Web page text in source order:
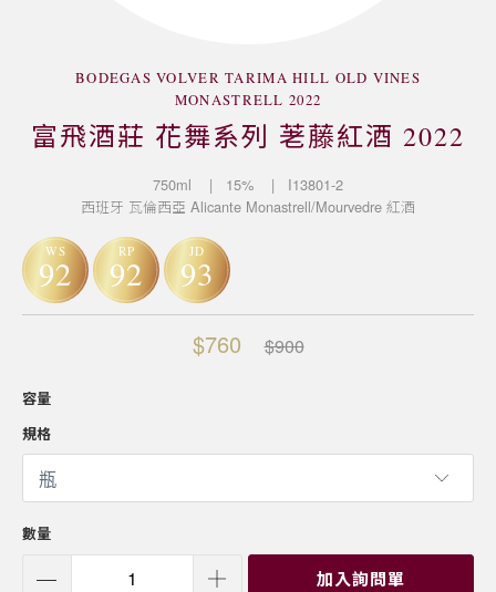
BODEGAS VOLVER TARIMA HILL OLD VINES
MONASTRELL 2022
富飛酒莊 花舞系列 荖藤紅酒 2022
750ml | 15%
| I13801-2
西班牙 瓦倫西亞 Alicante Monastrell/Mourvedre 紅酒
WS
92
RP
92
JD
93
$760 $900
容量
規格
數量
加入詢問單